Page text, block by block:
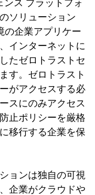
ンス プラットフォ
ソリューション
の企業アプリケー
インターネットに
たゼロトラストセ
す。ゼロトラスト
がアクセスする必
スにのみアクセス
止ポリシーを厳格
移行する企業を保
ョンは独自の可視
企業がクラウドや